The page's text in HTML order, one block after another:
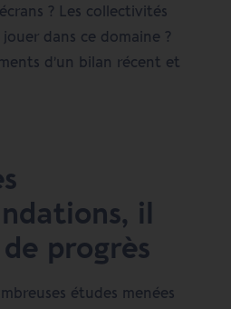
? Les collectivités
dans ce domaine ?
d’un bilan récent et
il
de progrès
études menées